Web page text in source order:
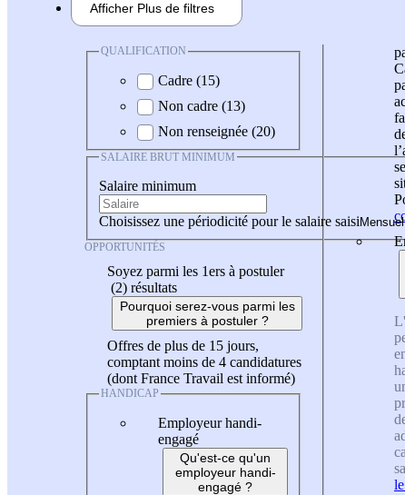
Afficher Plus de filtres
QUALIFICATION
Cadre (15)
Non cadre (13)
Non renseignée (20)
SALAIRE BRUT MINIMUM
Salaire minimum
Choisissez une périodicité pour le salaire saisi
OPPORTUNITÉS
Soyez parmi les 1ers à postuler
(2) résultats
Pourquoi serez-vous parmi les
premiers à postuler ?
Offres de plus de 15 jours,
comptant moins de 4 candidatures
(dont France Travail est informé)
HANDICAP
Employeur handi-
engagé
Qu'est-ce qu'un
employeur handi-
engagé ?